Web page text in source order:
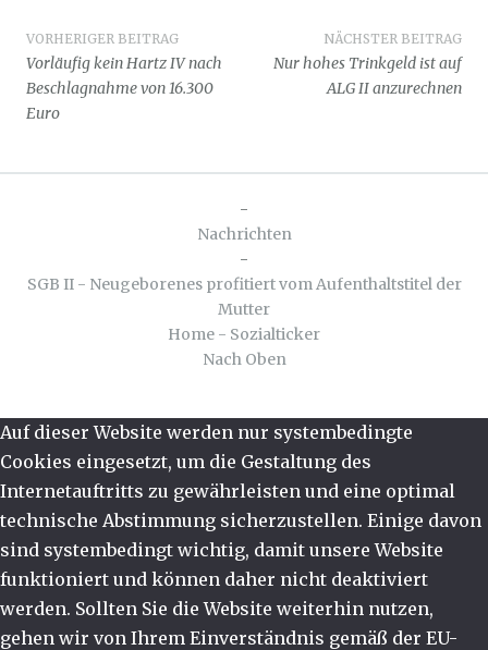
Beitragsnavigation
VORHERIGER BEITRAG
Vorläufig kein Hartz IV nach
Beschlagnahme von 16.300
Euro
NÄCHSTER BEITRAG
Nur hohes Trinkgeld ist auf
ALG II anzurechnen
-
Nachrichten
-
SGB II - Neugeborenes profitiert vom Aufenthaltstitel der
Mutter
Home - Sozialticker
Nach Oben
Auf dieser Website werden nur systembedingte
Cookies eingesetzt, um die Gestaltung des
Internetauftritts zu gewährleisten und eine optimal
technische Abstimmung sicherzustellen. Einige davon
sind systembedingt wichtig, damit unsere Website
funktioniert und können daher nicht deaktiviert
werden. Sollten Sie die Website weiterhin nutzen,
gehen wir von Ihrem Einverständnis gemäß der EU-